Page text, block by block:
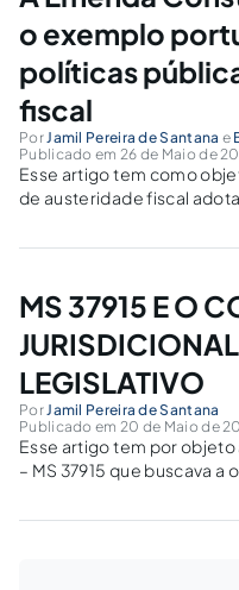
o exemplo
políticas
fiscal
Por Jamil Pereira de Santana e
Publicado em 26 de Maio de
Esse artigo tem como
de austeridade fiscal
conduta de Portugal em
MS 37915 E O
LEGISLATIVO
Por Jamil Pereira de Santana
Publicado em 20 de Maio de
Esse artigo tem por
– MS 37915 que buscava
posta em votação antes de